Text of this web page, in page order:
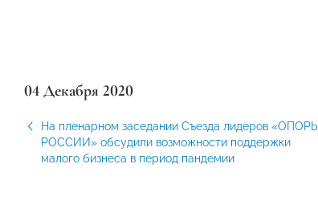
04 Декабря 2020
На пленарном заседании Съезда лидеров «ОПОРЫ
РОССИИ» обсудили возможности поддержки
малого бизнеса в период пандемии